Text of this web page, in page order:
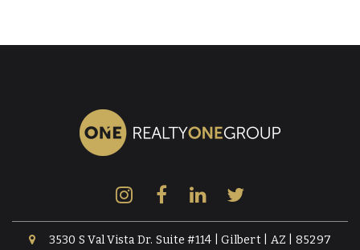
3530 S Val Vista Dr. Suite #114 | Gilbert | AZ | 85297